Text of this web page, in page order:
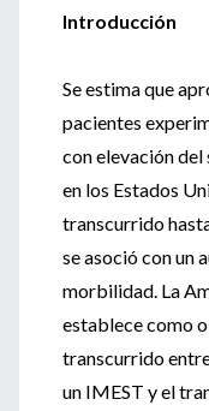
Introducción
Se estima que
pacientes
con elevación
en los Estados
transcurrido
se asoció con un
morbilidad. La
establece como
transcurrido
un IMEST y el